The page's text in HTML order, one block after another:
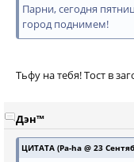
Парни, сегодня
город поднимем!
Тьфу на тебя! Тост в
Дэн™
ЦИТАТА (Pa-ha @ 23